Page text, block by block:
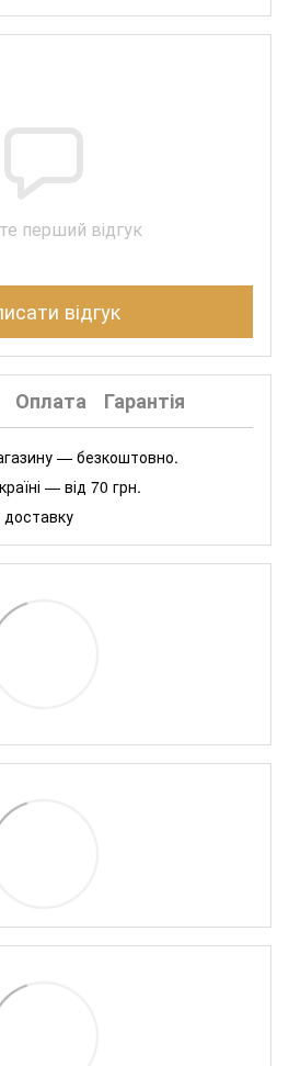
перший відгук
відгук
Оплата Гарантія
— безкоштовно.
— від 70 грн.
доставку